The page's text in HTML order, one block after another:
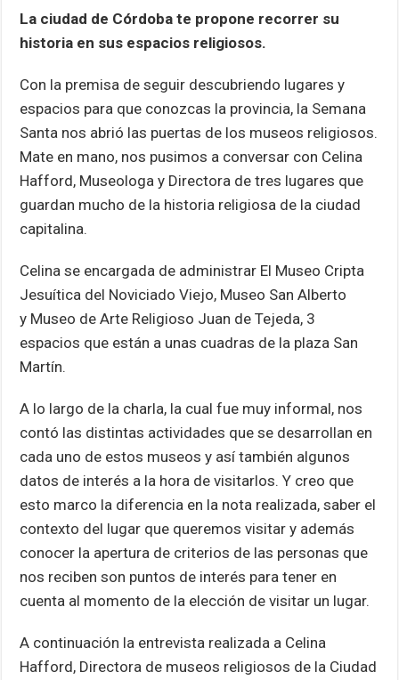
at
s
A
p
p
ce
b
o
o
k
tt
er
ail ke
dI
n
se
n
g
er
m
ar
tir
La ciudad de Córdoba te propone recorrer su
historia en sus espacios religiosos.
Con la premisa de seguir descubriendo lugares y
espacios para que conozcas la provincia, la Semana
Santa nos abrió las puertas de los museos religiosos.
Mate en mano, nos pusimos a conversar con Celina
Hafford, Museologa y Directora de tres lugares que
guardan mucho de la historia religiosa de la ciudad
capitalina.
Celina se encargada de administrar El Museo Cripta
Jesuítica del Noviciado Viejo, Museo San Alberto
y Museo de Arte Religioso Juan de Tejeda, 3
espacios que están a unas cuadras de la plaza San
Martín.
A lo largo de la charla, la cual fue muy informal, nos
contó las distintas actividades que se desarrollan en
cada uno de estos museos y así también algunos
datos de interés a la hora de visitarlos. Y creo que
esto marco la diferencia en la nota realizada, saber el
contexto del lugar que queremos visitar y además
conocer la apertura de criterios de las personas que
nos reciben son puntos de interés para tener en
cuenta al momento de la elección de visitar un lugar.
A continuación la entrevista realizada a Celina
Hafford, Directora de museos religiosos de la Ciudad